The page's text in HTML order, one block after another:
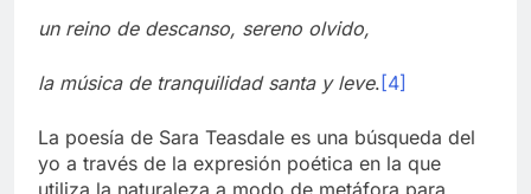
un reino de descanso, sereno olvido,
la música de tranquilidad santa y leve.[4]
La poesía de Sara Teasdale es una búsqueda del
yo a través de la expresión poética en la que
utiliza la naturaleza a modo de metáfora para